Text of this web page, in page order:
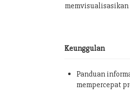
Keunggulan
Panduan
mempercepat